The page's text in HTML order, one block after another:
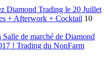
Diamond Trading le 20 Juillet
+ Afterwork + Cocktail 10
Salle de marché de Diamond
! Trading du NonFarm